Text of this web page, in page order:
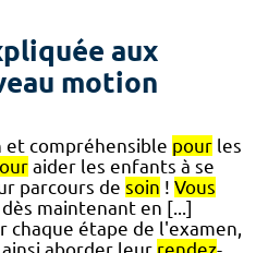
aux
motion
et compréhensible pour les
aider les enfants à se
parcours de soin ! Vous
maintenant en [...]
étape de l'examen,